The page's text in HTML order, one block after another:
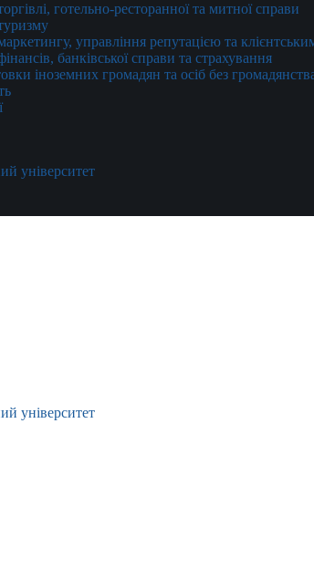
готельно-ресторанної та митної справи
управління репутацією та
банківської справи та страхування
іноземних громадян та осіб без
університет
університет